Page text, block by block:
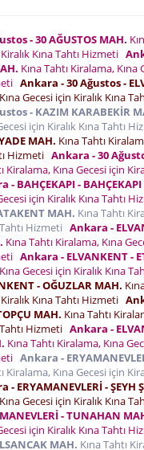
- 30 AĞUSTOS MAH.
Kına Tahtı Hizmeti
Kına Tahtı Kiralama, Kına
Ankara - 30 Ağustos -
Gecesi için Kiralık Kına
- KAZIM KARABEKİR
için Kiralık Kına Tahtı
MAH. Kına Tahtı
Hizmeti Ankara - 30
Kiralama, Kına Gecesi için
- BAHÇEKAPI -
için Kiralık Kına Tahtı
MAH. Kına Tahtı
Hizmeti Ankara -
Kına Tahtı Kiralama, Kına
Ankara - ELVANKENT -
Gecesi için Kiralık Kına
- OĞUZLAR MAH.
Kına Tahtı Hizmeti
MAH. Kına Tahtı
Hizmeti Ankara -
Kına Tahtı Kiralama, Kına
Ankara -
Kiralama, Kına Gecesi için
- ERYAMANEVLERİ - ŞEYH
Gecesi için Kiralık Kına
- TUNAHAN
için Kiralık Kına Tahtı
MAH. Kına Tahtı